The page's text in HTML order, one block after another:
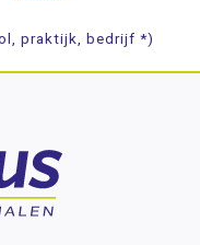
praktijk, bedrijf *)